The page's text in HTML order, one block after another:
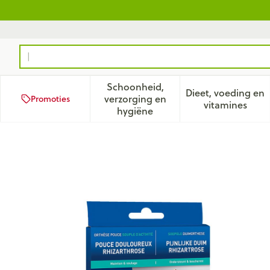
Product, merk, categorie...
Promoties
Schoonheid,
verzorging en
hygiëneToon submenu voor
Dieet, voeding en
vitamines
Toon
Epitact Soepele